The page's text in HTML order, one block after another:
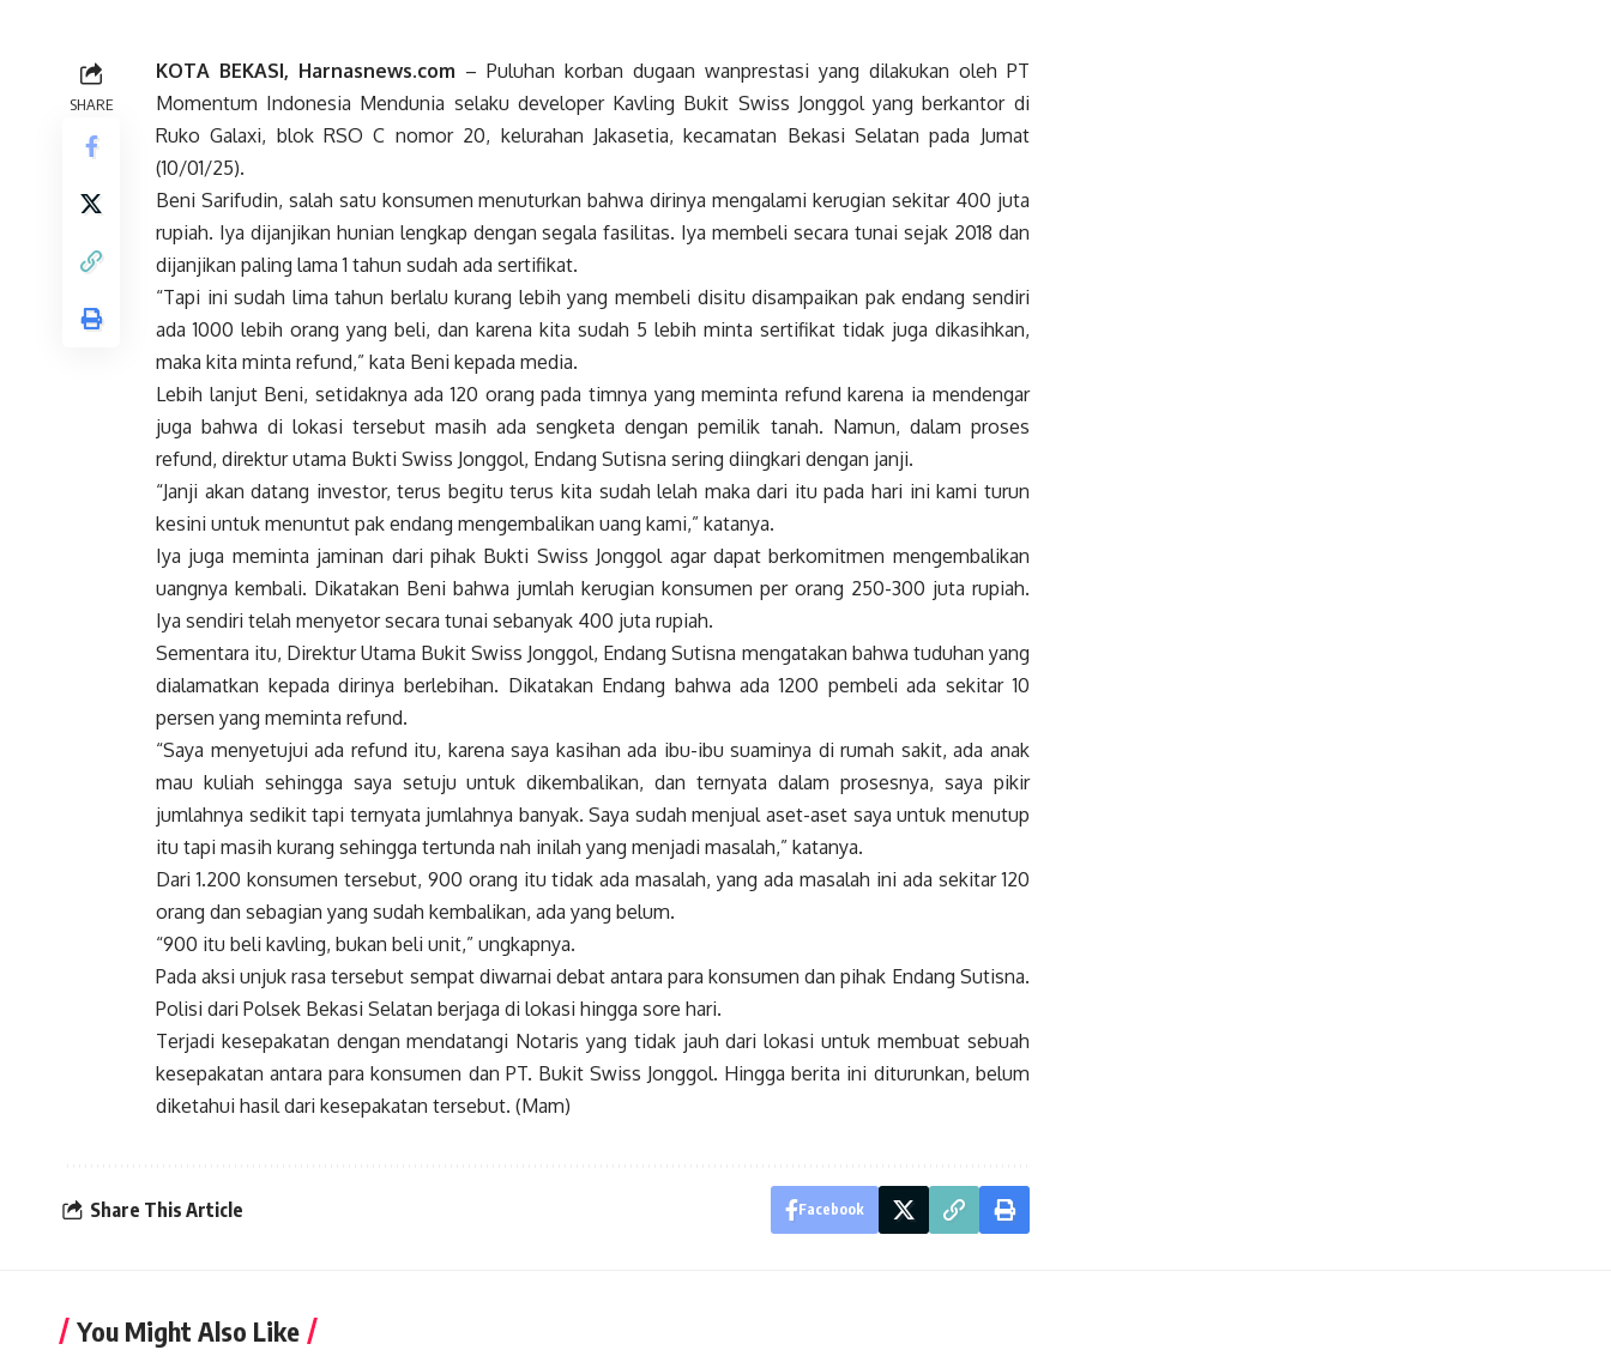
SHARE
KOTA BEKASI, Harnasnews.com – Puluhan korban dugaan wanprestasi yang dilakukan oleh PT
Momentum Indonesia Mendunia selaku developer Kavling Bukit Swiss Jonggol yang berkantor di
Ruko Galaxi, blok RSO C nomor 20, kelurahan Jakasetia, kecamatan Bekasi Selatan pada Jumat
(10/01/25).
Beni Sarifudin, salah satu konsumen menuturkan bahwa dirinya mengalami kerugian sekitar 400 juta
rupiah. Iya dijanjikan hunian lengkap dengan segala fasilitas. Iya membeli secara tunai sejak 2018 dan
dijanjikan paling lama 1 tahun sudah ada sertifikat.
“Tapi ini sudah lima tahun berlalu kurang lebih yang membeli disitu disampaikan pak endang sendiri
ada 1000 lebih orang yang beli, dan karena kita sudah 5 lebih minta sertifikat tidak juga dikasihkan,
maka kita minta refund,” kata Beni kepada media.
Lebih lanjut Beni, setidaknya ada 120 orang pada timnya yang meminta refund karena ia mendengar
juga bahwa di lokasi tersebut masih ada sengketa dengan pemilik tanah. Namun, dalam proses
refund, direktur utama Bukti Swiss Jonggol, Endang Sutisna sering diingkari dengan janji.
“Janji akan datang investor, terus begitu terus kita sudah lelah maka dari itu pada hari ini kami turun
kesini untuk menuntut pak endang mengembalikan uang kami,” katanya.
Iya juga meminta jaminan dari pihak Bukti Swiss Jonggol agar dapat berkomitmen mengembalikan
uangnya kembali. Dikatakan Beni bahwa jumlah kerugian konsumen per orang 250-300 juta rupiah.
Iya sendiri telah menyetor secara tunai sebanyak 400 juta rupiah.
Sementara itu, Direktur Utama Bukit Swiss Jonggol, Endang Sutisna mengatakan bahwa tuduhan yang
dialamatkan kepada dirinya berlebihan. Dikatakan Endang bahwa ada 1200 pembeli ada sekitar 10
persen yang meminta refund.
“Saya menyetujui ada refund itu, karena saya kasihan ada ibu-ibu suaminya di rumah sakit, ada anak
mau kuliah sehingga saya setuju untuk dikembalikan, dan ternyata dalam prosesnya, saya pikir
jumlahnya sedikit tapi ternyata jumlahnya banyak. Saya sudah menjual aset-aset saya untuk menutup
itu tapi masih kurang sehingga tertunda nah inilah yang menjadi masalah,” katanya.
Dari 1.200 konsumen tersebut, 900 orang itu tidak ada masalah, yang ada masalah ini ada sekitar 120
orang dan sebagian yang sudah kembalikan, ada yang belum.
“900 itu beli kavling, bukan beli unit,” ungkapnya.
Pada aksi unjuk rasa tersebut sempat diwarnai debat antara para konsumen dan pihak Endang Sutisna.
Polisi dari Polsek Bekasi Selatan berjaga di lokasi hingga sore hari.
Terjadi kesepakatan dengan mendatangi Notaris yang tidak jauh dari lokasi untuk membuat sebuah
kesepakatan antara para konsumen dan PT. Bukit Swiss Jonggol. Hingga berita ini diturunkan, belum
diketahui hasil dari kesepakatan tersebut. (Mam)
Share This Article Facebook
You Might Also Like